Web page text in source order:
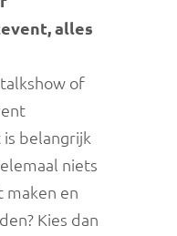
alles
of
belangrijk
niets
maken en
Kies dan